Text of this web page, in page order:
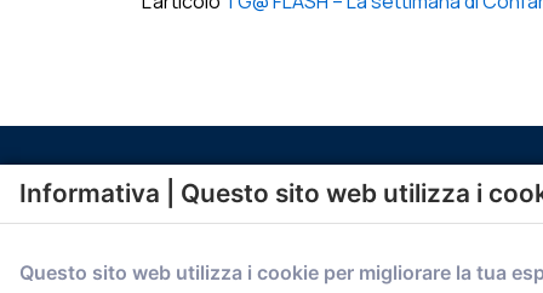
Informativa | Questo sito web utilizza i
Questo sito web utilizza i cookie per migliorare la tua